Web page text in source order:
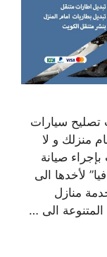
تصليح سيارات
منزلك و لا
صيانة
لأخدها الى
منازل
الى …